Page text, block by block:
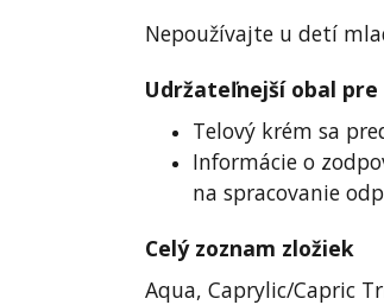
Nepoužívajte u detí
Udržateľnejší obal
Telový krém sa
Informácie o
na spracovanie
Celý zoznam zložiek
Aqua, Caprylic/Capric